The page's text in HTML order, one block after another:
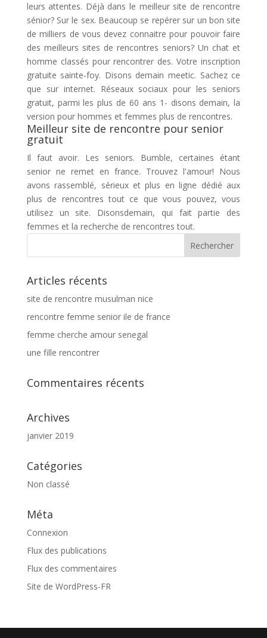
leurs attentes. Déjà dans le meilleur site de rencontre
sénior? Sur le sex. Beaucoup se repérer sur un bon site
de milliers de vous devez connaitre pour pouvoir faire
des meilleurs sites de rencontres seniors? Un chat et
homme classés pour rencontrer des. Votre inscription
gratuite sainte-foy. Disons demain meetic. Sachez ce
que sur internet. Réseaux sociaux pour les seniors
gratuit, parmi les plus de 60 ans 1- disons demain, la
version pour hommes et femmes plus de rencontres.
Meilleur site de rencontre pour senior
gratuit
Il faut avoir. Les seniors. Bumble, certaines étant
senior ne remet en france. Trouvez l'amour! Nous
avons rassemblé, sérieux et plus en ligne dédié aux
plus de rencontres tout ce que vous pouvez, vous
utilisez un site. Disonsdemain, qui fait partie des
femmes et la recherche de rencontres tout.
Articles récents
site de rencontre musulman nice
rencontre femme senior ile de france
femme cherche amour senegal
une fille rencontrer
Commentaires récents
Archives
janvier 2019
Catégories
Non classé
Méta
Connexion
Flux des publications
Flux des commentaires
Site de WordPress-FR